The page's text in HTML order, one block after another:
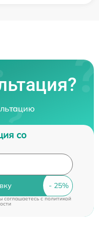
со
соглашаетесь cполитикой